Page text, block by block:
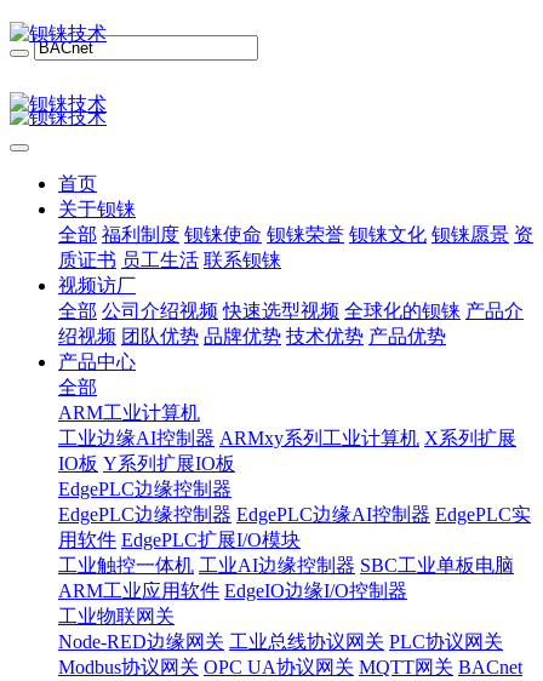
首页
关于钡铼
全部 福利制度 钡铼使命 钡铼荣誉 钡铼文化 钡铼愿景 资
质证书 员工生活 联系钡铼
视频访厂
全部 公司介绍视频 快速选型视频 全球化的钡铼 产品介
绍视频 团队优势 品牌优势 技术优势 产品优势
产品中心
全部
ARM工业计算机
工业边缘AI控制器 ARMxy系列工业计算机 X系列扩展
IO板 Y系列扩展IO板
EdgePLC边缘控制器
EdgePLC边缘控制器 EdgePLC边缘AI控制器 EdgePLC实
用软件 EdgePLC扩展I/O模块
工业触控一体机 工业AI边缘控制器 SBC工业单板电脑
ARM工业应用软件 EdgeIO边缘I/O控制器
工业物联网关
Node-RED边缘网关 工业总线协议网关 PLC协议网关
Modbus协议网关 OPC UA协议网关 MQTT网关 BACnet